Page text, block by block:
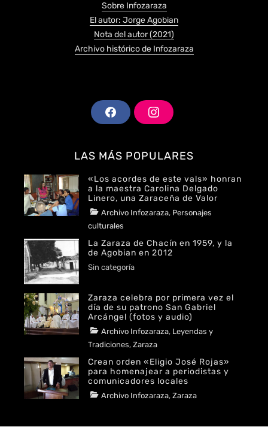
Sobre Infozaraza
El autor: Jorge Agobian
Nota del autor (2021)
Archivo histórico de Infozaraza
F
A
E
B
O
K
I
N
T
A
R
A
M
LAS MÁS POPULARES
«Los acordes de este vals» honran
a la maestra Carolina Delgado
Linero, una Zaraceña de Valor
Categories
Archivo Infozaraza, Personajes
culturalesTags
2024
ON
MAYO
27,
2024
Author
Redaccion
Infozaraza
La Zaraza de Chacín en 1959, y la
de Agobian en 2012
Categories
Sin categoría
4,
2024
Author
Agobian
Zaraza celebra por primera vez el
día de su patrono San Gabriel
Arcángel (fotos y audio)
Categories
Archivo Infozaraza, Leyendas y
Tradiciones, ZarazaTags
2023
ON
SEPTIEMBRE
30,
Author
Ana
Silvia
Barrios
Crean orden «Eligio José Rojas»
para homenajear a periodistas y
comunicadores locales
Categories
Archivo Infozaraza, ZarazaTags
Author